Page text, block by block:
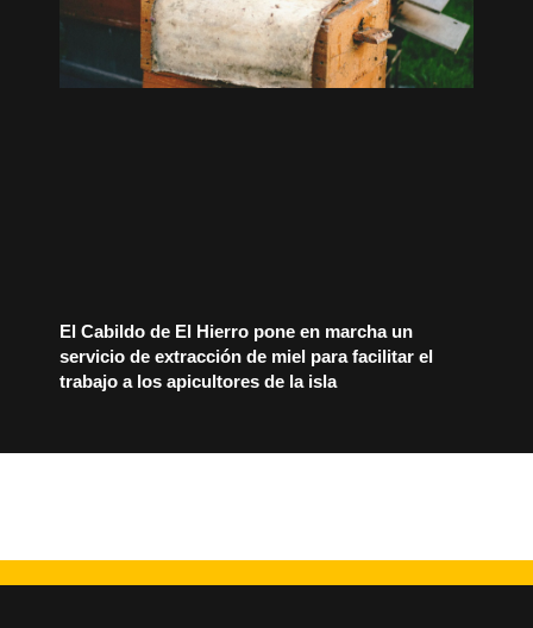
El Cabildo de El Hierro pone en marcha un
servicio de extracción de miel para facilitar el
trabajo a los apicultores de la isla